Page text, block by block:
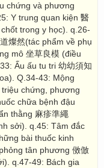
chứng và phương
Y trung quan kiện 醫
trong y học). q.26-
燦然(tác phẩm về phụ
mô 坐草良模 (điều
Ấu ấu tu tri 幼幼須知
Q.34-43: Mộng
chứng, phương
chữa bệnh đậu
thằng 麻疹準繩
sởi). q.45: Tâm đắc
bài thuốc kinh
tân phương 傚倣
q.47-49: Bách gia